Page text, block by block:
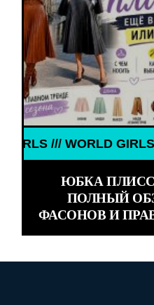
/// WORLD GIRLS ///
ЮБКА
ПОЛНЫЙ
ФАСОНОВ И